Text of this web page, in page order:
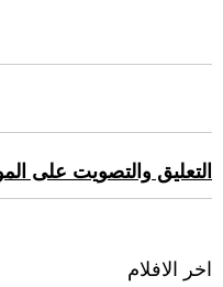
التعليق والتصويت على
اخر الافلام